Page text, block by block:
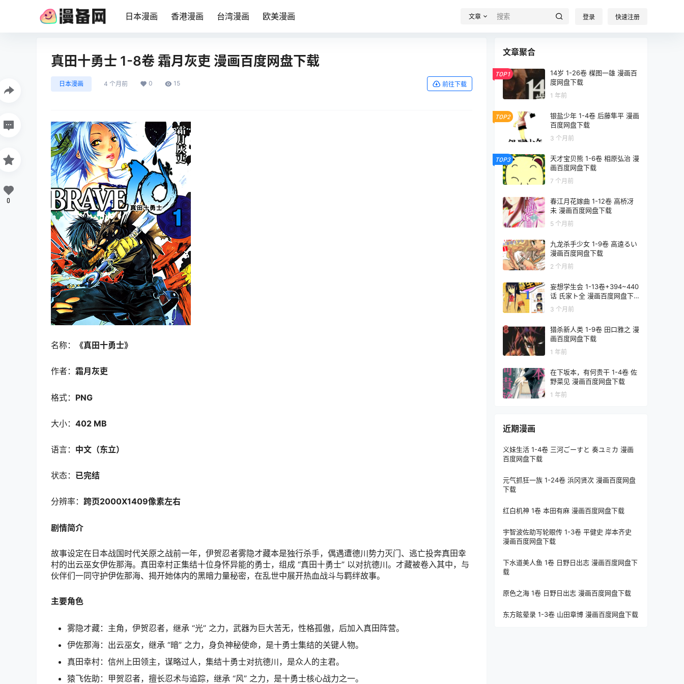
日本漫画 香港漫画 台湾漫画 欧美漫画 文章 登录 快速注册
真田十勇士 1-8卷 霜月灰吏 漫画百度网盘下载
日本漫画 4 个月前 0 15 前往下载
名称： 《真田十勇士》
作者： 霜月灰吏
格式： PNG
大小： 402 MB
语言： 中文（东立）
状态： 已完结
分辨率： 跨页2000X1409像素左右
剧情简介
故事设定在日本战国时代关原之战前一年，伊贺忍者雾隐才藏本是独行杀手，偶遇遭德川势力灭门、逃亡投奔真田幸
村的出云巫女伊佐那海。真田幸村正集结十位身怀异能的勇士，组成 “真田十勇士” 以对抗德川。才藏被卷入其中，与
伙伴们一同守护伊佐那海、揭开她体内的黑暗力量秘密，在乱世中展开热血战斗与羁绊故事。
主要角色
雾隐才藏：主角，伊贺忍者，继承 “光” 之力，武器为巨大苦无，性格孤傲，后加入真田阵营。
伊佐那海：出云巫女，继承 “暗” 之力，身负神秘使命，是十勇士集结的关键人物。
真田幸村：信州上田领主，谋略过人，集结十勇士对抗德川，是众人的主君。
猿飞佐助：甲贺忍者，擅长忍术与追踪，继承 “风” 之力，是十勇士核心战力之一。
0
文章聚合
TOP1
14岁 1-26卷 楳图一雄 漫画百
度网盘下载
1 年前
TOP2
银盐少年 1-4卷 后藤隼平 漫画
百度网盘下载
3 个月前
TOP3
天才宝贝熊 1-6卷 相原弘治 漫
画百度网盘下载
7 个月前
春江月花嫁曲 1-12卷 高桥冴
未 漫画百度网盘下载
5 个月前
九龙杀手少女 1-9卷 高遠るい
漫画百度网盘下载
2 个月前
妄想学生会 1-13卷+394~440
话 氏家ト全 漫画百度网盘下
3 个月前
猎杀新人类 1-9卷 田口雅之 漫
画百度网盘下载
1 年前
在下坂本，有何贵干 1-4卷 佐
野菜见 漫画百度网盘下载
1 年前
近期漫画
义妹生活 1-4卷 三河ごーすと 奏ユミカ 漫画
百度网盘下载
元气抓狂一族 1-24卷 浜冈贤次 漫画百度网盘
下载
红白机神 1卷 本田有麻 漫画百度网盘下载
宇智波佐助写轮眼传 1-3卷 平健史 岸本齐史
漫画百度网盘下载
下水道美人鱼 1卷 日野日出志 漫画百度网盘下
载
原色之海 1卷 日野日出志 漫画百度网盘下载
东方眩晕录 1-3卷 山田章博 漫画百度网盘下载